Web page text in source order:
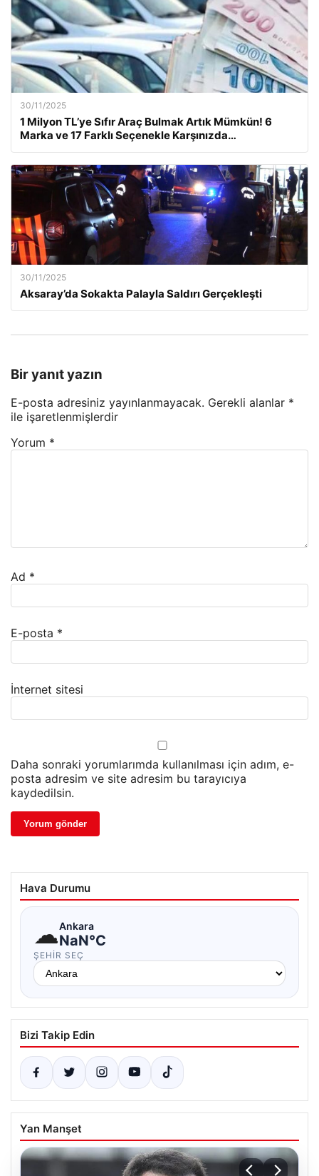
30/11/2025
1 Milyon TL’ye Sıfır Araç Bulmak Artık Mümkün! 6
Marka ve 17 Farklı Seçenekle Karşınızda…
30/11/2025
Aksaray’da Sokakta Palayla Saldırı Gerçekleşti
Bir yanıt yazın
E-posta adresiniz yayınlanmayacak. Gerekli alanlar *
ile işaretlenmişlerdir
Yorum *
Ad *
E-posta *
İnternet sitesi
Daha sonraki yorumlarımda kullanılması için adım, e-
posta adresim ve site adresim bu tarayıcıya
kaydedilsin.
Hava Durumu
☁Ankara
NaN°C
ŞEHIR SEÇ
Bizi Takip Edin
Yan Manşet